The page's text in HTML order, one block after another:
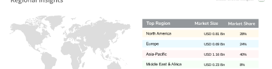
8%
USD 0.23 Bn
40%
USD 1.16 Bn
24%
USD 0.69 Bn
28%
USD 0.81 Bn